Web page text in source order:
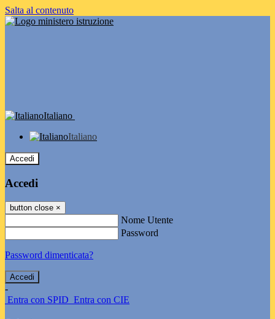
Salta al contenuto
Italiano
Italiano
Accedi
Accedi
button close ×
Nome Utente
Password
Password dimenticata?
-
Entra con SPID Entra con CIE